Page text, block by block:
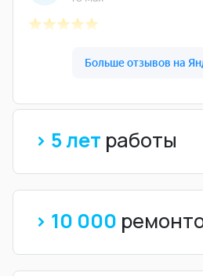
> 5 лет работы
> 10 000